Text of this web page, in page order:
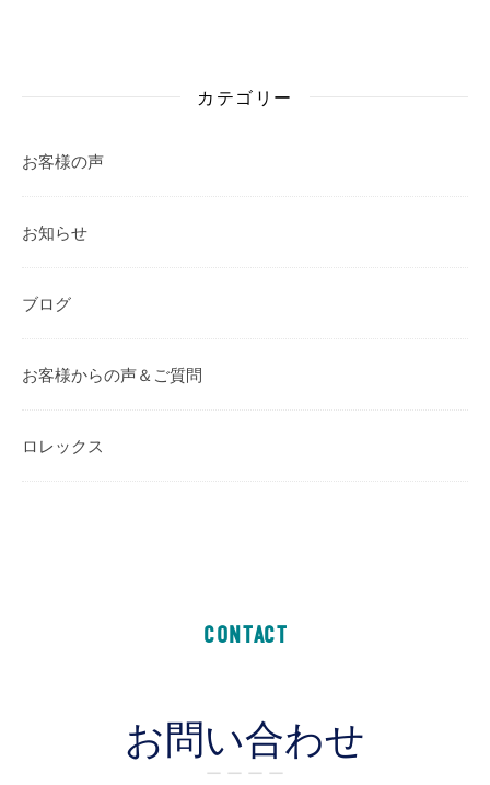
カテゴリー
お客様の声
お知らせ
ブログ
お客様からの声＆ご質問
ロレックス
CONTACT
お問い合わせ
ー ー ー ー